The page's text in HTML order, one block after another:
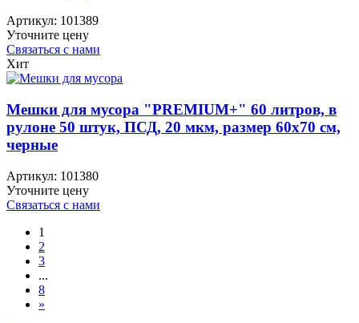
Артикул: 101389
Уточните цену
Связаться с нами
Хит
Мешки для мусора "PREMIUM+" 60 литров, в
рулоне 50 штук, ПСД, 20 мкм, размер 60х70 см,
черные
Артикул: 101380
Уточните цену
Связаться с нами
1
2
3
...
8
»